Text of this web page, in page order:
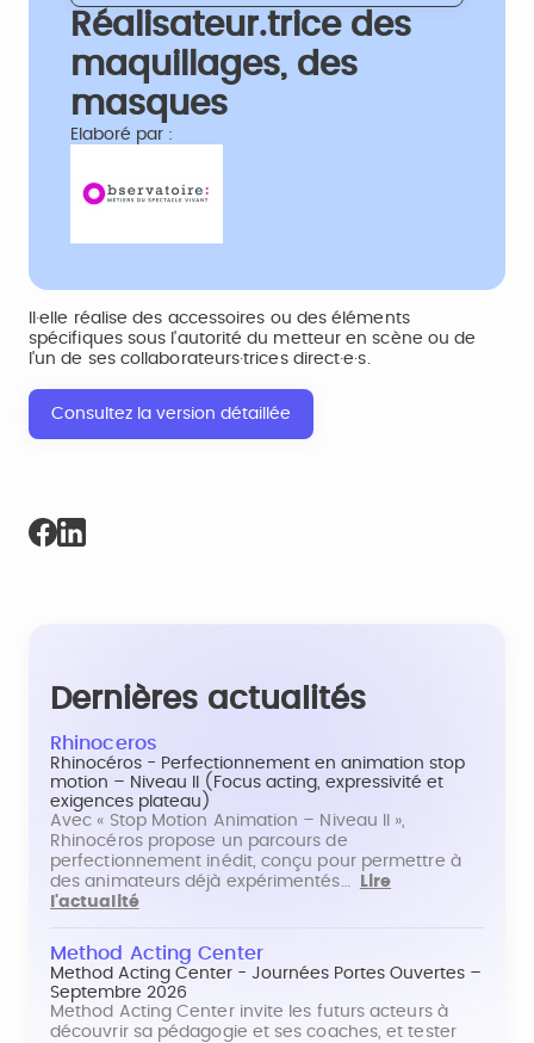
Réalisateur.trice des
maquillages, des
masques
Elaboré par :
Il·elle réalise des accessoires ou des éléments
spécifiques sous l'autorité du metteur en scène ou de
l'un de ses collaborateurs·trices direct·e·s.
Consultez la version détaillée
Dernières actualités
Rhinoceros
Rhinocéros - Perfectionnement en animation stop
motion – Niveau II (Focus acting, expressivité et
exigences plateau)
Avec « Stop Motion Animation – Niveau II »,
Rhinocéros propose un parcours de
perfectionnement inédit, conçu pour permettre à
des animateurs déjà expérimentés…
Lire
l'actualité
Method Acting Center
Method Acting Center - Journées Portes Ouvertes –
Septembre 2026
Method Acting Center invite les futurs acteurs à
découvrir sa pédagogie et ses coaches, et tester